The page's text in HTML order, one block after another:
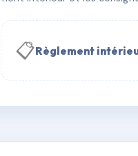
📋Règlement
🇫🇷